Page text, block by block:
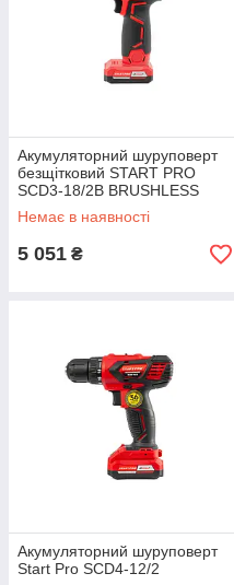
Акумуляторний шуруповерт
безщітковий START PRO
SCD3-18/2B BRUSHLESS
Немає в наявності
5 051 ₴
Акумуляторний шуруповерт
Start Pro SCD4-12/2